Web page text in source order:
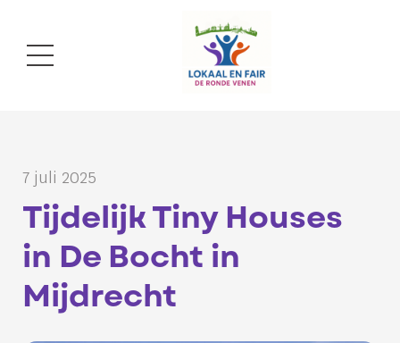
7 juli 2025
Tijdelijk Tiny Houses
in De Bocht in
Mijdrecht